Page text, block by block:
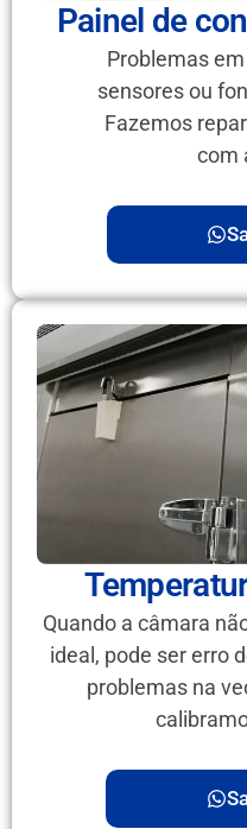
Painel de
Problemas
sensores ou
Fazemos
com
Quando a câmara
ideal, pode ser erro
problemas na